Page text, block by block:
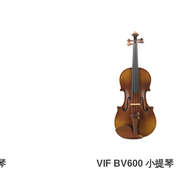
VIF BV600 小提琴